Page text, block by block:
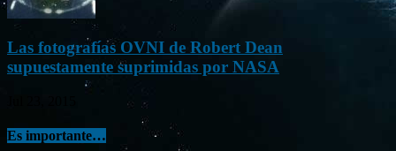
Las fotografías OVNI de Robert Dean
supuestamente suprimidas por NASA
Es importante…